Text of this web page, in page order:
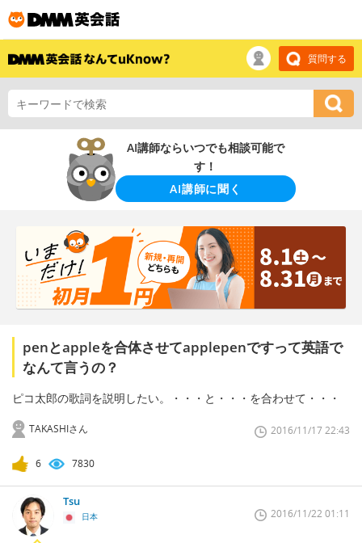
質問する
AI講師ならいつでも相談可能で
す！
AI講師に聞く
penとappleを合体させてapplepenですって英語で
なんて言うの？
ピコ太郎の歌詞を説明したい。・・・と・・・を合わせて・・・
TAKASHIさん 2016/11/17 22:43
6 7830
Tsu
日本 2016/11/22 01:11